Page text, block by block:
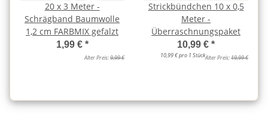
20 x 3 Meter -
Schrägband Baumwolle
1,2 cm FARBMIX gefalzt
1,99 € *
Alter Preis:9,99 €
Strickbündchen 10 x 0,5
Meter -
Überraschnungspaket
10,99 € *
10,99 € pro 1 StückAlter Preis:19,99 €